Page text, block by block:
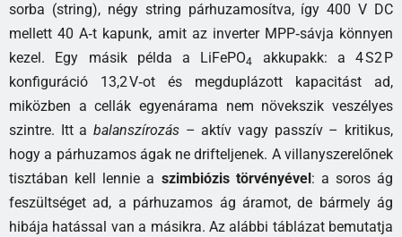
sorba (string), négy string párhuzamosítva, így 400 V DC
mellett 40 A‑t kapunk, amit az inverter MPP‑sávja könnyen
kezel. Egy másik példa a LiFePO4
akkupakk: a 4 S2 P
konfiguráció 13,2 V‑ot és megduplázott kapacitást ad,
miközben a cellák egyenárama nem növekszik veszélyes
szintre. Itt a balanszírozás – aktív vagy passzív – kritikus,
hogy a párhuzamos ágak ne drifteljenek. A villanyszerelőnek
tisztában kell lennie a szimbiózis törvényével: a soros ág
feszültséget ad, a párhuzamos ág áramot, de bármely ág
hibája hatással van a másikra. Az alábbi táblázat bemutatja